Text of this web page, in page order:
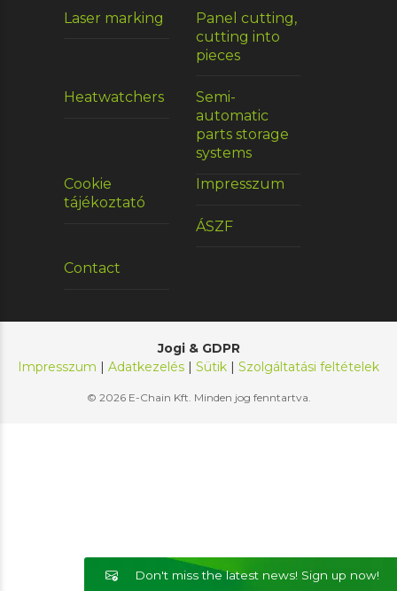
Don't miss the latest news! Sign up now!
Laser marking
Panel cutting,
cutting into
pieces
Heatwatchers
Semi-
automatic
parts storage
systems
Cookie
tájékoztató
Impresszum
ÁSZF
Contact
Jogi & GDPR
Impresszum | Adatkezelés | Sütik | Szolgáltatási feltételek
© 2026 E-Chain Kft. Minden jog fenntartva.